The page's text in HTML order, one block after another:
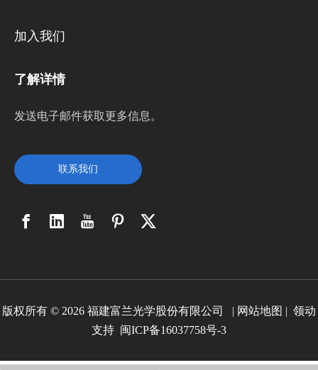
加入我们
了解详情
发送电子邮件获取更多信息。
联系我们
版权所有 © 2026 福建富兰光学股份有限公司 | 网站地图 | 领动
支持 闽ICP备16037758号-3